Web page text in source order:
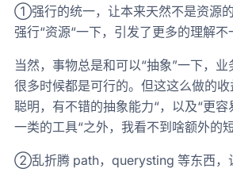
①强行的统一，让本来天然不是资源
强行“资源“一下，引发了更多的理解不
当然，事物总是和可以“抽象”一下，业
很多时候都是可行的。但这这么做的
聪明，有不错的抽象能力“，以及“更
一类的工具“之外，我看不到啥额外的
②乱折腾 path，querysting 等东西，